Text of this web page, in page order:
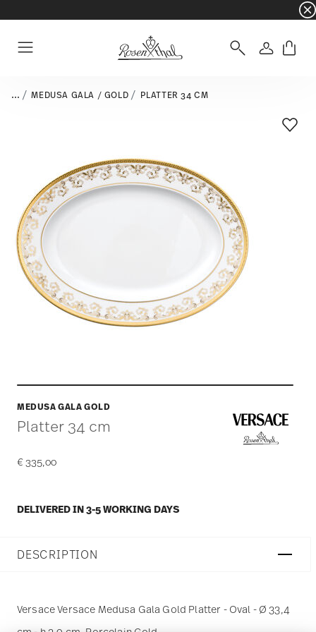
☀️ Summer SALE – Save even more: an
Login
... MEDUSA GALA / GOLD PLATTER 34 CM
MEDUSA GALA GOLD
Platter 34 cm
€ 335,00
DELIVERED IN 3-5 WORKING DAYS
Add
DESCRIPTION
Versace Versace Medusa Gala Gold Platter - Oval - Ø 33,4